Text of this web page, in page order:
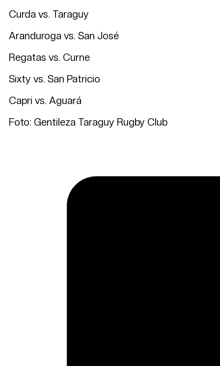
Curda vs. Taraguy
Aranduroga vs. San José
Regatas vs. Curne
Sixty vs. San Patricio
Capri vs. Aguará
Foto: Gentileza Taraguy Rugby Club